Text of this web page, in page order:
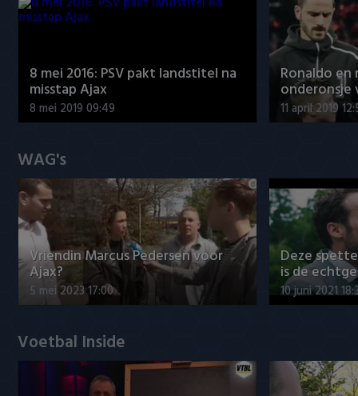
8 mei 2016: PSV pakt landstitel na
misstap Ajax
8 mei 2019 09:49
Ronaldo
onderonsje
11 april 2019
WAG's
Vriendin Marcus Pedersen voor
Ajax?
5 mei 2023 17:00
Deze
is de
10 juni 2021
Voetbal Inside